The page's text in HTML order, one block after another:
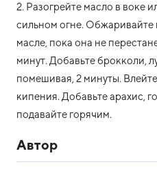
2. Разогрейте масло в воке
сильном огне. Обжаривайте
масле, пока она не
минут. Добавьте брокколи,
помешивая, 2 минуты.
кипения. Добавьте арахис,
подавайте горячим.
Автор